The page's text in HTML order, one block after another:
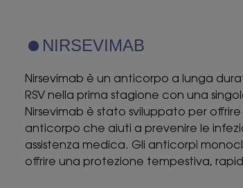
NIRSEVIMAB
Nirsevimab è un anticorpo a lunga
RSV nella prima stagione con una
Nirsevimab è stato sviluppato per
anticorpo che aiuti a prevenire le
assistenza medica. Gli anticorpi
offrire una protezione tempestiva,